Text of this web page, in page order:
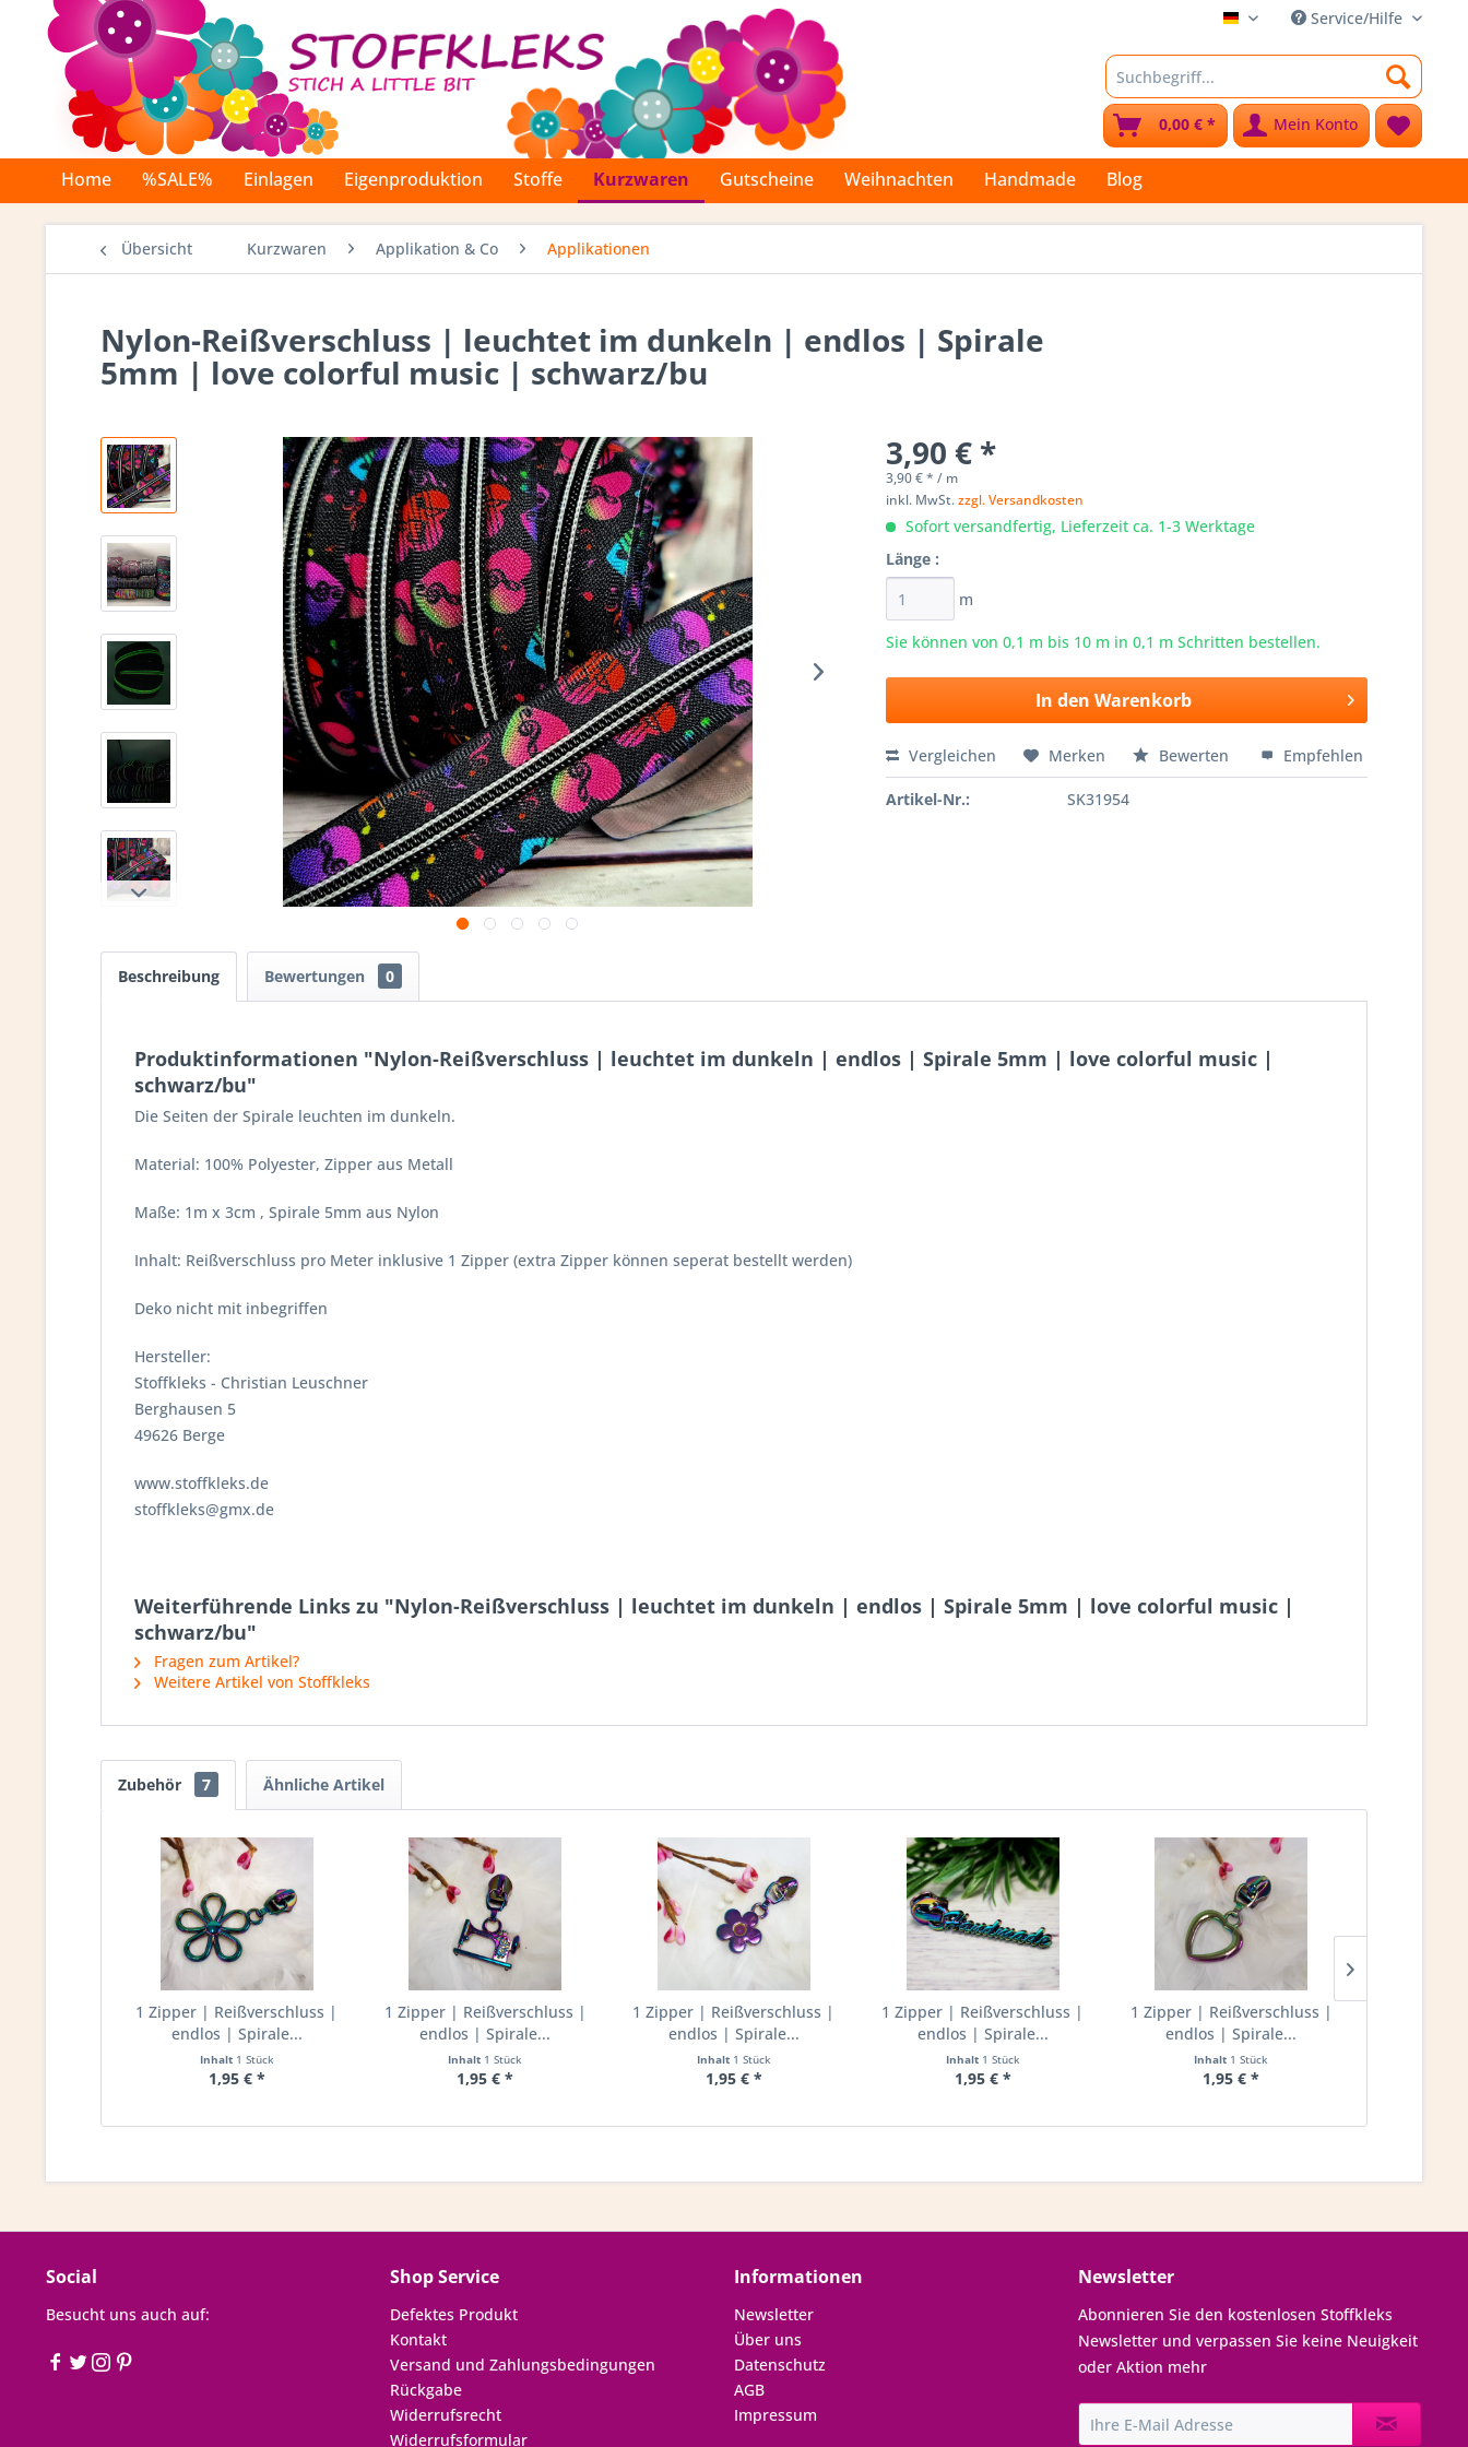
Stoffkleks Service/Hilfe
Mein Konto
0,00 € *
Home %SALE% Einlagen Eigenproduktion Stoffe Kurzwaren Gutscheine Weihnachten Handmade Blog
Übersicht Kurzwaren Applikation & Co Applikationen
Nylon-Reißverschluss | leuchtet im dunkeln | endlos | Spirale
5mm | love colorful music | schwarz/bu
3,90 € *
3,90 € * / m
inkl. MwSt.zzgl. Versandkosten
Sofort versandfertig, Lieferzeit ca. 1-3 Werktage
Länge :
m
Sie können von 0,1 m bis 10 m in 0,1 m Schritten bestellen.
In den Warenkorb
Vergleichen Merken Bewerten Empfehlen
Artikel-Nr.: SK31954
Beschreibung Bewertungen 0
Produktinformationen "Nylon-Reißverschluss | leuchtet im dunkeln | endlos | Spirale 5mm | love colorful music |
schwarz/bu"
Die Seiten der Spirale leuchten im dunkeln.
Material: 100% Polyester, Zipper aus Metall
Maße: 1m x 3cm , Spirale 5mm aus Nylon
Inhalt: Reißverschluss pro Meter inklusive 1 Zipper (extra Zipper können seperat bestellt werden)
Deko nicht mit inbegriffen
Hersteller:
Stoffkleks - Christian Leuschner
Berghausen 5
49626 Berge
www.stoffkleks.de
stoffkleks@gmx.de
Weiterführende Links zu "Nylon-Reißverschluss | leuchtet im dunkeln | endlos | Spirale 5mm | love colorful music |
schwarz/bu"
Fragen zum Artikel?
Weitere Artikel von Stoffkleks
Zubehör 7 Ähnliche Artikel
1 Zipper | Reißverschluss |
endlos | Spirale...
Inhalt 1 Stück
1,95 € *
1 Zipper | Reißverschluss |
endlos | Spirale...
Inhalt 1 Stück
1,95 € *
1 Zipper | Reißverschluss |
endlos | Spirale...
Inhalt 1 Stück
1,95 € *
1 Zipper | Reißverschluss |
endlos | Spirale...
Inhalt 1 Stück
1,95 € *
1 Zipper | Reißverschluss |
endlos | Spirale...
Inhalt 1 Stück
1,95 € *
Social
Besucht uns auch auf:
Shop Service
Defektes Produkt
Kontakt
Versand und Zahlungsbedingungen
Rückgabe
Widerrufsrecht
Widerrufsformular
Informationen
Newsletter
Über uns
Datenschutz
AGB
Impressum
Newsletter
Abonnieren Sie den kostenlosen Stoffkleks
Newsletter und verpassen Sie keine Neuigkeit
oder Aktion mehr